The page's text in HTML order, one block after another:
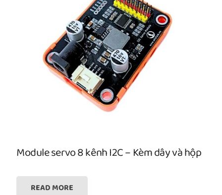
Module servo 8 kênh I2C – Kèm dây và hộp
READ MORE